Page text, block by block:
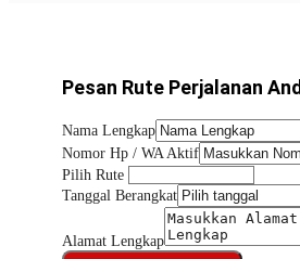
Pesan Rute Perjalanan
Nama Lengkap
Nomor Hp / WA Aktif
Pilih Rute
Tanggal Berangkat
Alamat Lengkap